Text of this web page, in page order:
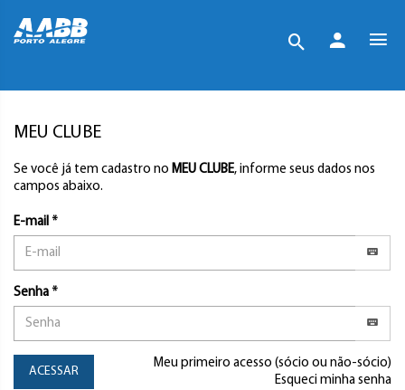
MEU CLUBE
Se você já tem cadastro no MEU CLUBE, informe seus dados nos
campos abaixo.
E-mail *
Senha *
ACESSAR
Meu primeiro acesso (sócio ou não-sócio)
Esqueci minha senha